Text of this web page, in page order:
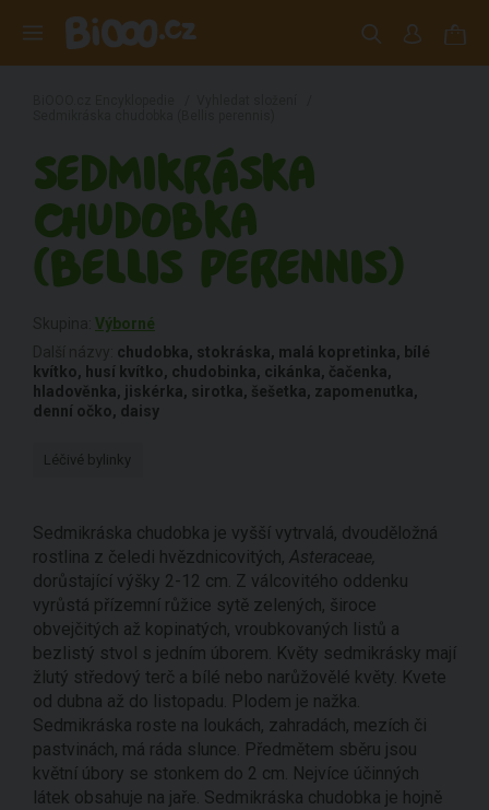
SEDMIKRÁSKA
CHUDOBKA
(BELLIS PERENNIS)
Výborné
chudobka, stokráska, malá kopretinka, bílé
kvítko, husí kvítko, chudobinka, cikánka, čačenka,
hladověnka, jiskérka, sirotka, šešetka, zapomenutka,
denní očko, daisy
Léčivé bylinky
Sedmikráska chudobka je vyšší vytrvalá, dvouděložná
rostlina z čeledi hvězdnicovitých, Asteraceae,
dorůstající výšky 2-12 cm. Z válcovitého oddenku
vyrůstá přízemní růžice sytě zelených, široce
obvejčitých až kopinatých, vroubkovaných listů a
bezlistý stvol s jedním úborem. Květy sedmikrásky mají
žlutý středový terč a bílé nebo narůžovělé květy. Kvete
od dubna až do listopadu. Plodem je nažka.
Sedmikráska roste na loukách, zahradách, mezích či
pastvinách, má ráda slunce. Předmětem sběru jsou
květní úbory se stonkem do 2 cm. Nejvíce účinných
látek obsahuje na jaře. Sedmikráska chudobka je hojně